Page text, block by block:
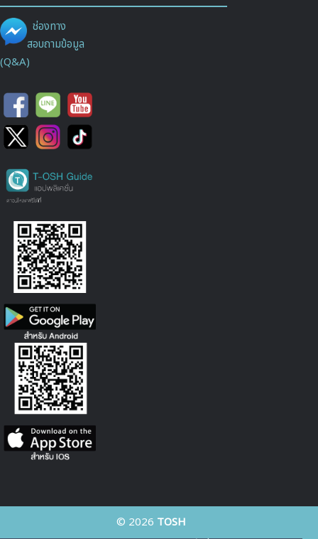
ช่องทาง
สอบถามข้อมูล
(Q&A)
© 2026 TOSH